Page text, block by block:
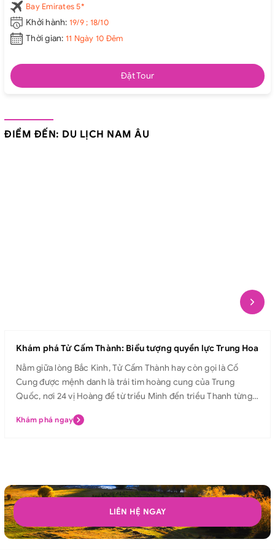
Bay Emirates 5*
Khởi hành: 19/9 ; 18/10
Thời gian: 11 Ngày 10 Đêm
Đặt Tour
ĐIỂM ĐẾN: DU LỊCH NAM ÂU
Khám phá Tử Cấm Thành: Biểu tượng quyền lực Trung Hoa
Nằm giữa lòng Bắc Kinh, Tử Cấm Thành hay còn gọi là Cố
Cung được mệnh danh là trái tim hoàng cung của Trung
Quốc, nơi 24 vị Hoàng đế từ triều Minh đến triều Thanh từng
rỡ và các điện cung tráng lệ, Tử Cấm Thành không chỉ là biểu
ngưỡng vẻ đẹp tráng lệ, lắng nghe câu chuyện hoàng triều
huy hoàng ngay hôm nay! Tử Cấm Thành Tử Cấm Thành hay
còn được gọi là Cố Cung ở Bắc Kinh. Đây từng là nơi ở của vua
chúa, hoàng tộc trong thời phong kiến của Trung Quốc. Tử
Khám phá ngay
LIÊN HỆ NGAY